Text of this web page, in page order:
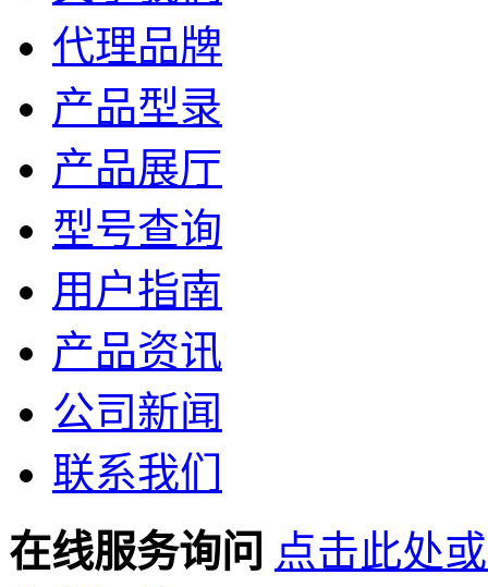
代理品牌
产品型录
产品展厅
型号查询
用户指南
产品资讯
公司新闻
联系我们
在线服务询问 点击此处